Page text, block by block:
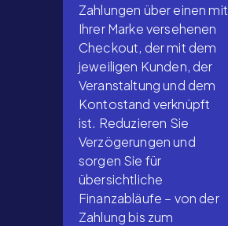
Zahlungen über einen mit
Ihrer Marke versehenen
Checkout, der mit dem
jeweiligen Kunden, der
Veranstaltung und dem
Kontostand verknüpft
ist. Reduzieren Sie
Verzögerungen und
sorgen Sie für
übersichtliche
Finanzabläufe – von der
Zahlung bis zum